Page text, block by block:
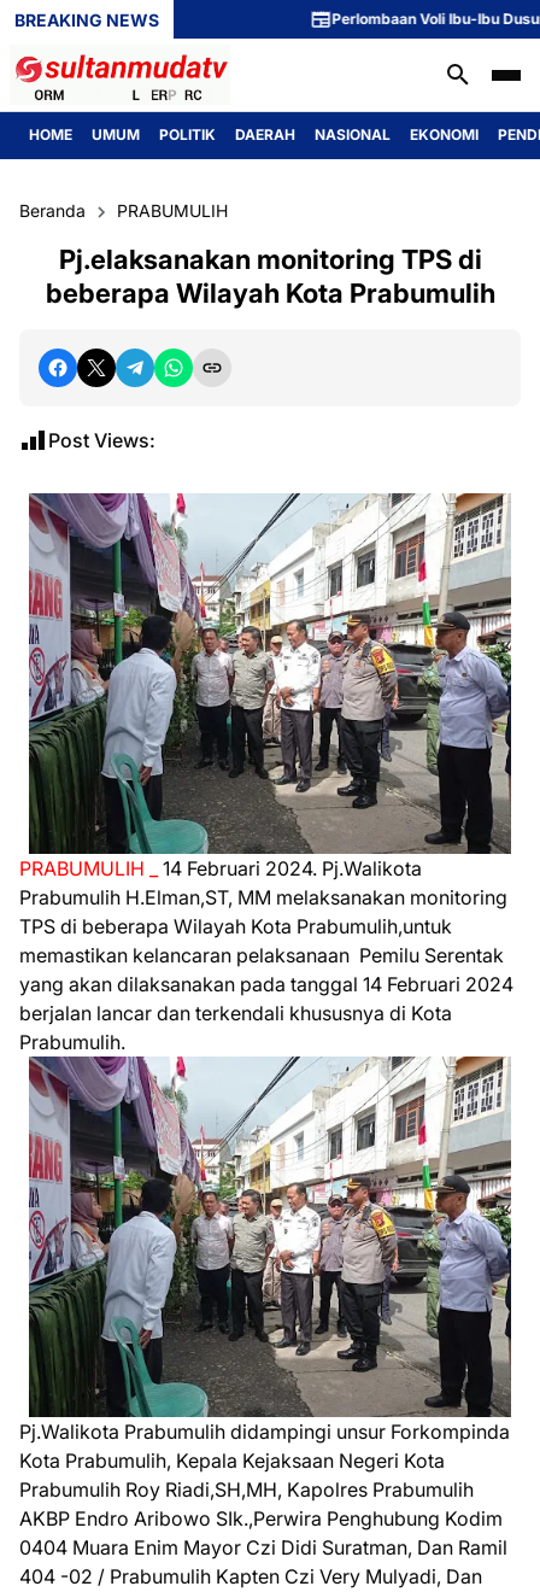
BREAKING NEWS Perlombaan Voli Ibu-Ibu Dusun 1
HOME UMUM POLITIK DAERAH NASIONAL EKONOMI
Beranda PRABUMULIH
Pj.elaksanakan monitoring TPS di
beberapa Wilayah Kota Prabumulih
Post Views:
PRABUMULIH _ 14 Februari 2024. Pj.Walikota
Prabumulih H.Elman,ST, MM melaksanakan monitoring
TPS di beberapa Wilayah Kota Prabumulih,untuk
memastikan kelancaran pelaksanaan Pemilu Serentak
yang akan dilaksanakan pada tanggal 14 Februari 2024
berjalan lancar dan terkendali khususnya di Kota
Prabumulih.
Pj.Walikota Prabumulih didampingi unsur Forkompinda
Kota Prabumulih, Kepala Kejaksaan Negeri Kota
Prabumulih Roy Riadi,SH,MH, Kapolres Prabumulih
AKBP Endro Aribowo SIk.,Perwira Penghubung Kodim
0404 Muara Enim Mayor Czi Didi Suratman, Dan Ramil
404 -02 / Prabumulih Kapten Czi Very Mulyadi, Dan